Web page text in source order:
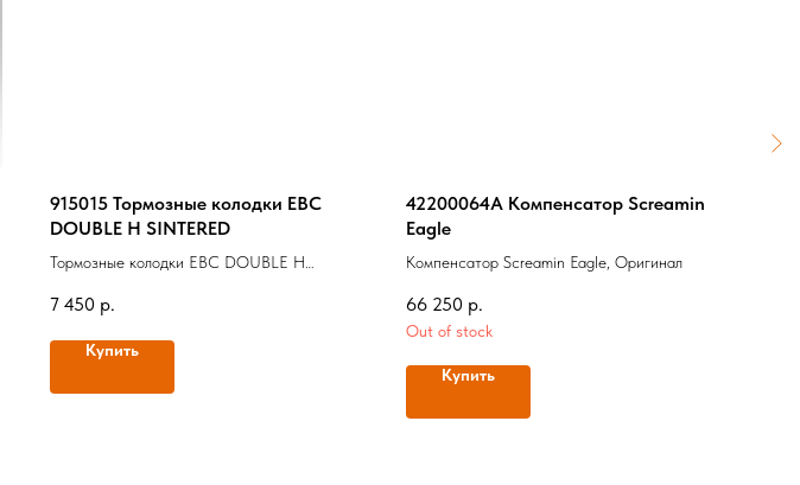
915015 Тормозные колодки EBC
DOUBLE H SINTERED
Тормозные колодки EBC DOUBLE H
7 450 р.
Купить
42200064A Компенсатор Screamin
Eagle
Компенсатор Screamin Eagle, Оригинал
66 250 р.
Out of stock
Купить